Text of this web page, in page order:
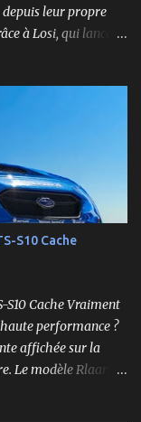
depuis leur propre
à Losi, qui lance
Losi NASCAR RC
Advance Auto Parts
S10 Cache
S10 Cache Vraiment
performance ?
affichée sur la
Le modèle Rlaarlo